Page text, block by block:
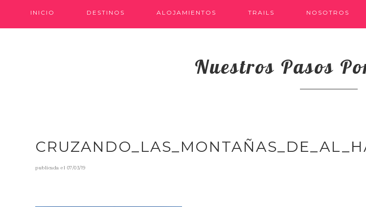
INICIO DESTINOS ALOJAMIENTOS TRAILS NOSOTROS
Nuestros Pasos
publicada el 07/03/19